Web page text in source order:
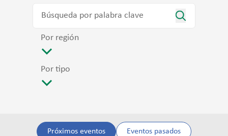
Por región
Por tipo
Próximos eventos Eventos pasados